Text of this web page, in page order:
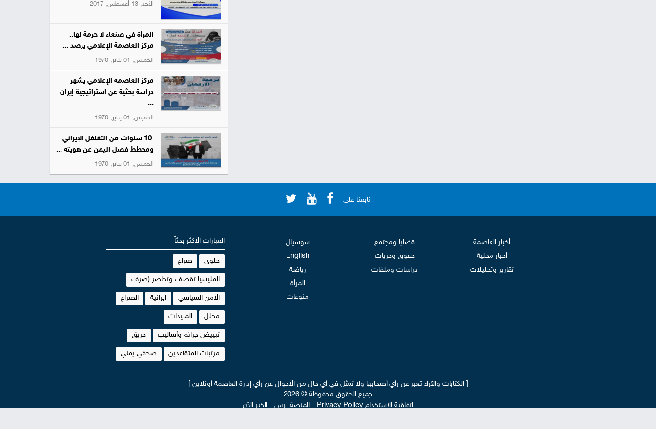
الأحد, 13 أغسطس, 2017
المرأة في صنعاء لا حرمة لها..
مركز العاصمة الإعلامي يرصد ...
الخميس, 01 يناير, 1970
مركز العاصمة الإعلامي يشهر
دراسة بحثية عن استراتيجية إيران
...
الخميس, 01 يناير, 1970
10 سنوات من التغلغل الإيراني
ومخطط فصل اليمن عن هويته ...
الخميس, 01 يناير, 1970
تابعنا على
أخبار العاصمة
أخبار محلية
تقارير وتحليلات
قضايا ومجتمع
حقوق وحريات
دراسات وملفات
سوشيال
English
رياضة
المرأة
منوعات
العبارات الأكثر بحثاً
حلوى صراع
المليشيا تقصف وتحاصر (صرف
الأمن السياسي ايرانية الصراع
محلل المبيدات
تبييض جرائم وأساليب حريق
مرتبات المتقاعدين صحفي يمني
[ الكتابات والآراء تعبر عن رأي أصحابها ولا تمثل في أي حال من الأحوال عن رأي إدارة العاصمة أونلاين ]
جميع الحقوق محفوظة © 2026
إتفاقية الإستخدام Privacy Policy
- المنصة برس - الخبر الآن